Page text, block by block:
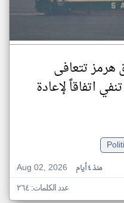
هرمز تتعافى
اتفاقاً لإعادة
Aug 02, 2026
منذ ٤ أيام
عدد الكلمات: ٢٦٤